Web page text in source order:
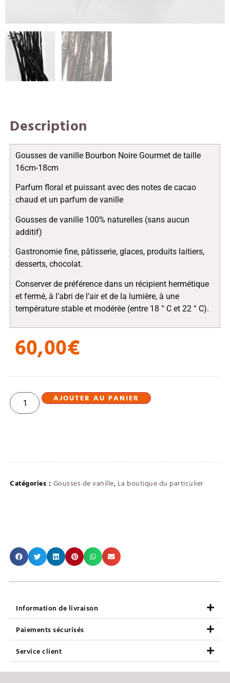
Description
Gousses de vanille Bourbon Noire Gourmet de taille
16cm-18cm
Parfum floral et puissant avec des notes de cacao
chaud et un parfum de vanille
Gousses de vanille 100% naturelles (sans aucun
additif)
Gastronomie fine, pâtisserie, glaces, produits laitiers,
desserts, chocolat.
Conserver de préférence dans un récipient hermétique
et fermé, à l’abri de l’air et de la lumière, à une
température stable et modérée (entre 18 ° C et 22 ° C).
60,00€
AJOUTER AU PANIER
Catégories : Gousses de vanille, La boutique du particulier
Information de livraison
Paiements sécurisés
Service client